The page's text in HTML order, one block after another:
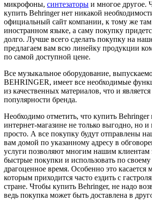
микрофоны, синтезаторы и многое другое.
купить Behringer нет никакой
официальный сайт компании, к тому же там
иностранном языке, а саму покупку
долго. Лучше всего сделать покупку на
предлагаем вам всю линейку продукции
по самой доступной цене.
Все музыкальное оборудование,
BEHRINGER, имеет все необходимые
из качественных материалов, что и
популярности бренда.
Необходимо отметить, что купить
интернет-магазине не только выгодно, но и
просто. А все покупку будут отправлены
вам домой по указанному адресу в
услуги позволяют многим нашим клиентам
быстрые покупки и использовать по
драгоценное время. Особенно это касается
которым приходится часто ездить с
стране. Чтобы купить Behringer, не надо
ведь покупка может быть доставлена в